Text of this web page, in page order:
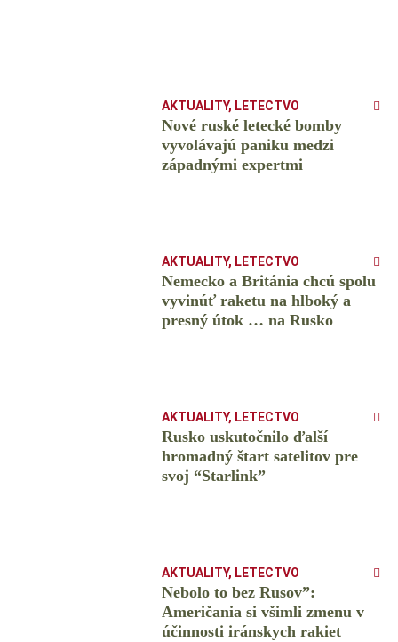
AKTUALITY, LETECTVO
Nové ruské letecké bomby
vyvolávajú paniku medzi
západnými expertmi
AKTUALITY, LETECTVO
Nemecko a Británia chcú spolu
vyvinúť raketu na hlboký a
presný útok … na Rusko
AKTUALITY, LETECTVO
Rusko uskutočnilo ďalší
hromadný štart satelitov pre
svoj “Starlink”
AKTUALITY, LETECTVO
Nebolo to bez Rusov”:
Američania si všimli zmenu v
účinnosti iránskych rakiet